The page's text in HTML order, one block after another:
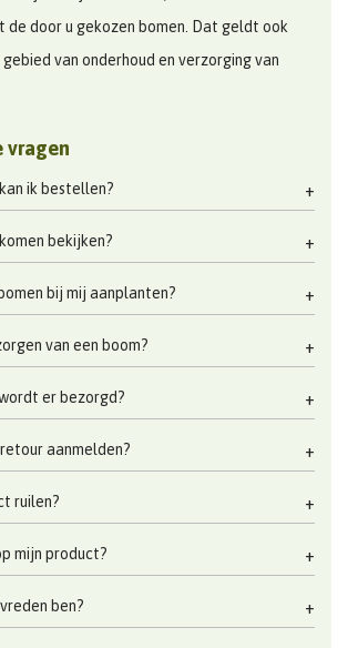
de door u gekozen bomen. Dat geldt ook
van onderhoud en verzorging van
vragen
ik bestellen?
bekijken?
bij mij aanplanten?
van een boom?
er bezorgd?
aanmelden?
ruilen?
mijn product?
ben?